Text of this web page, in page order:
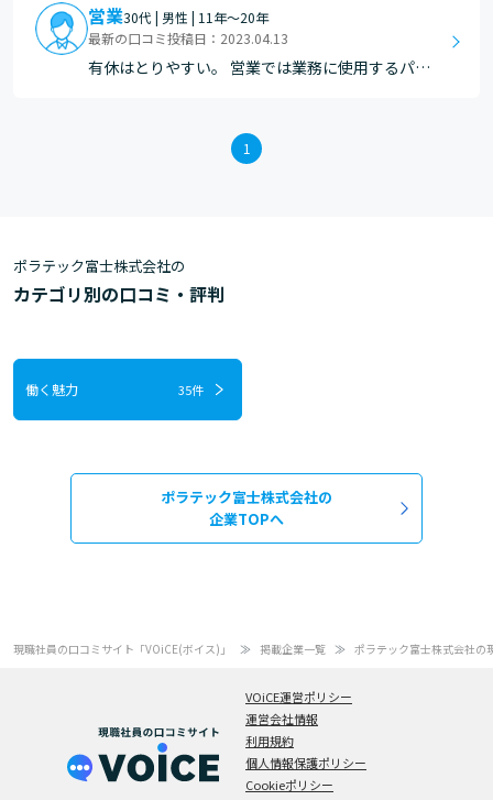
営業30代 | 男性 | 11年～20年
最新の口コミ投稿日：2023.04.13
有休はとりやすい。 営業では業務に使用するパソ
1
ポラテック富士株式会社の
カテゴリ別の口コミ・評判
働く魅力 35件
ポラテック富士株式会社の
企業TOPへ
現職社員の口コミサイト「VOiCE(ボイス)」 掲載企業一覧 ポラテック富士株式会社の
VOiCE運営ポリシー
運営会社情報
利用規約
個人情報保護ポリシー
Cookieポリシー